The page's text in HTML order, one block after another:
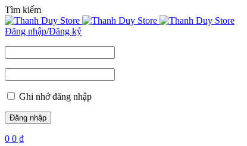
Tìm kiếm
Đăng nhập/Đăng ký
Ghi nhớ đăng nhập
0 0 ₫